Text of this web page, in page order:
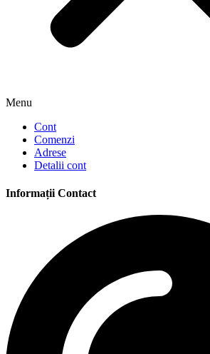
Menu
Cont
Comenzi
Adrese
Detalii cont
Informații Contact